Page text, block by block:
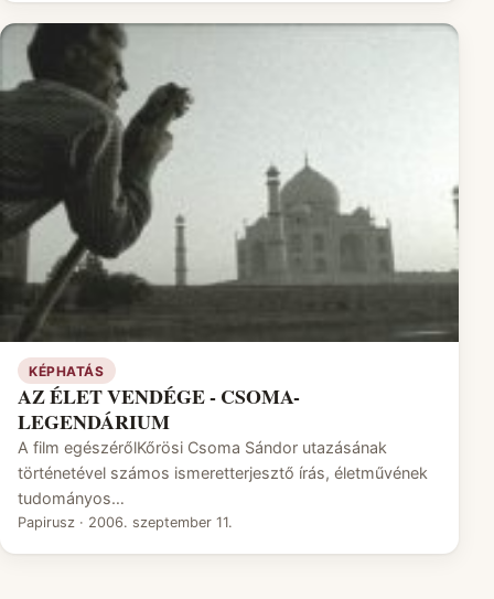
KÉPHATÁS
AZ ÉLET VENDÉGE - CSOMA-
LEGENDÁRIUM
A film egészérőlKőrösi Csoma Sándor utazásának
történetével számos ismeretterjesztő írás, életművének
tudományos…
Papirusz · 2006. szeptember 11.